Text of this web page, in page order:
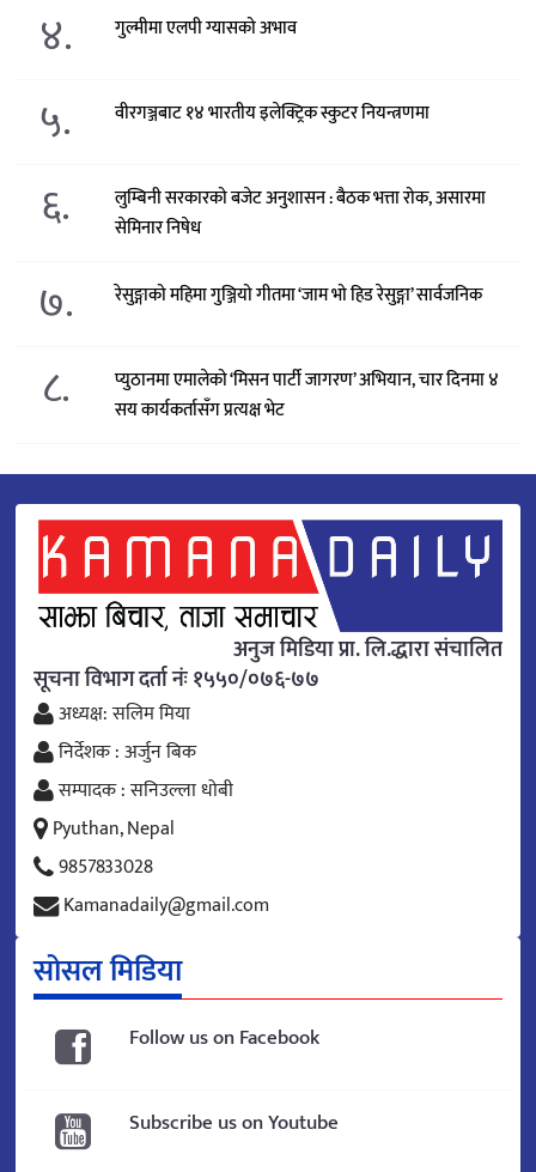
४. गुल्मीमा एलपी ग्यासको अभाव
५. वीरगञ्जबाट १४ भारतीय इलेक्ट्रिक स्कुटर नियन्त्रणमा
६.
लुम्बिनी सरकारको बजेट अनुशासन : बैठक भत्ता रोक, असारमा
सेमिनार निषेध
७. रेसुङ्गाको महिमा गुञ्जियो गीतमा ‘जाम भो हिड रेसुङ्गा’ सार्वजनिक
८.
प्युठानमा एमालेको ‘मिसन पार्टी जागरण’ अभियान, चार दिनमा ४
सय कार्यकर्तासँग प्रत्यक्ष भेट
अनुज मिडिया प्रा. लि.द्धारा संचालित
सूचना विभाग दर्ता नंः १५५०/०७६-७७
अध्यक्ष: सलिम मिया
निर्देशक : अर्जुन बिक
सम्पादक : सनिउल्ला धोबी
Pyuthan, Nepal
9857833028
Kamanadaily@gmail.com
सोसल मिडिया
Follow us on Facebook
Subscribe us on Youtube